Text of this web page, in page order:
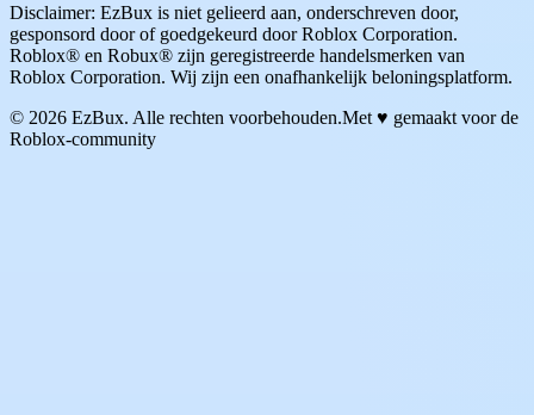
Disclaimer: EzBux is niet gelieerd aan, onderschreven door,
gesponsord door of goedgekeurd door Roblox Corporation.
Roblox® en Robux® zijn geregistreerde handelsmerken van
Roblox Corporation. Wij zijn een onafhankelijk beloningsplatform.
© 2026 EzBux. Alle rechten voorbehouden.Met ♥ gemaakt voor de
Roblox-community